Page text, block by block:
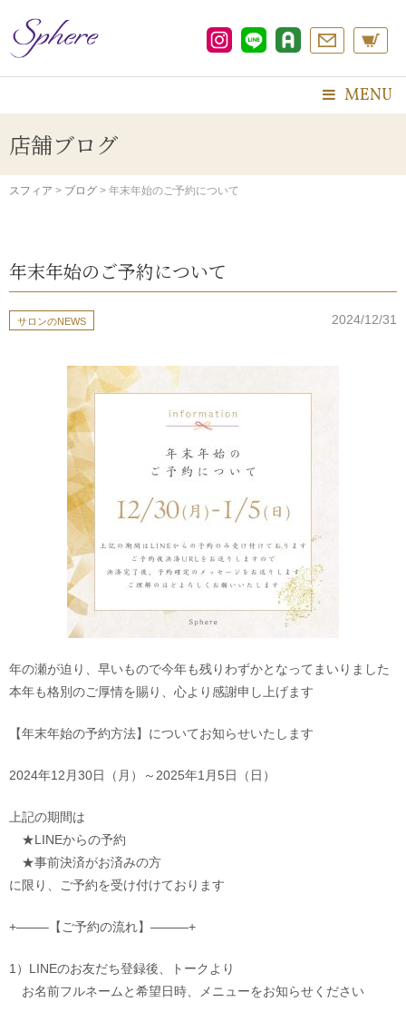
テ
キ
プ
MENU
店舗ブログ
スフィア > ブログ > 年末年始のご予約について
年末年始のご予約について
サロンのNEWS 2024/12/31
年の瀬が迫り、早いもので今年も残りわずかとなってまいりました
本年も格別のご厚情を賜り、心より感謝申し上げます
【年末年始の予約方法】についてお知らせいたします
2024年12月30日（月）～2025年1月5日（日）
上記の期間は
★LINEからの予約
★事前決済がお済みの方
に限り、ご予約を受け付けております
+——–【ご予約の流れ】———+
1）LINEのお友だち登録後、トークより
お名前フルネームと希望日時、メニューをお知らせください